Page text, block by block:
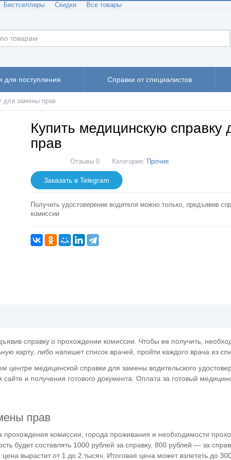
Бестселлеры Скидки Все товары
для поступления Справки от специалистов
для замены прав
Купить медицинскую справку
прав
Отзывы 0 Категория: Прочие
Заказать в Telegram
Получить удостоверение водителя можно только, предъявив
комиссии
справку о прохождении комиссии. Чтобы ее получить,
карту, либо напишет список врачей, пройти каждого врача из
медицинской справки для замены водительского
и получения готового документа. Оплата за готовый
прав
прохождения комиссии, города проживания и необходимости
будет составлять 1000 рублей за справку, 800 рублей — за
вырастит от 1 до 2 тысяч. Итоговая цена может взлететь до